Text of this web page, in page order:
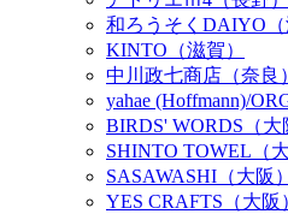
和ろうそくDAIYO（
KINTO（滋賀）
中川政七商店（奈良）
yahae (Hoffmann)/
BIRDS' WORDS（大
SHINTO TOWEL（大
SASAWASHI（大阪）
YES CRAFTS（大阪